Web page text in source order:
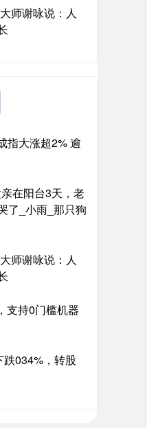
师谢咏说：人
指大涨超2% 逾
在阳台3天，老
了_小雨_那只狗
师谢咏说：人
支持0门槛机器
034%，转股